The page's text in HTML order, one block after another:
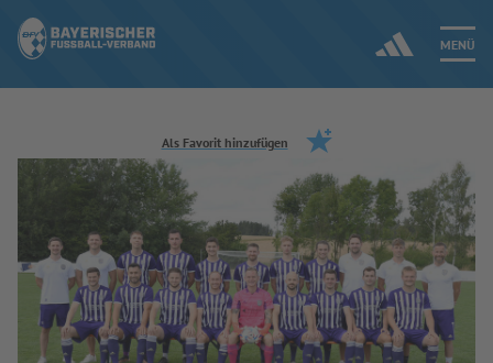
MENÜ
Jetzt einloggen
ERGEBNISSE & WETTBEWERBE
NEUIGKEITEN
SPIELBETRIEB & VERBANDSLEBEN
Als Favorit hinzufügen